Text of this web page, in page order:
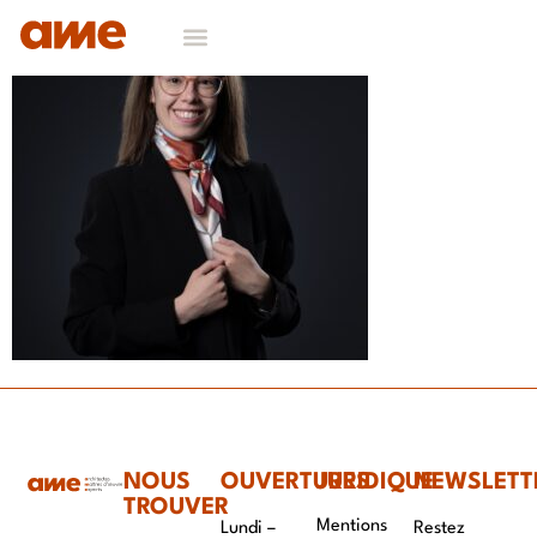
NOUS
TROUVER
OUVERTURES
Lundi –
JURIDIQUE
Mentions
Restez